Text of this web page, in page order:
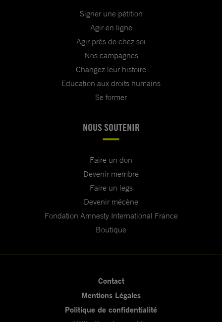
Signer une pétition
Agir en ligne
Agir près de chez soi
Nos campagnes
Changez leur histoire
Education aux droits humains
Se former
NOUS SOUTENIR
Faire un don
Devenir membre
Faire un legs
Devenir mécène
Fondation Amnesty International France
Boutique
Contact
Mentions Légales
Politique de confidentialité